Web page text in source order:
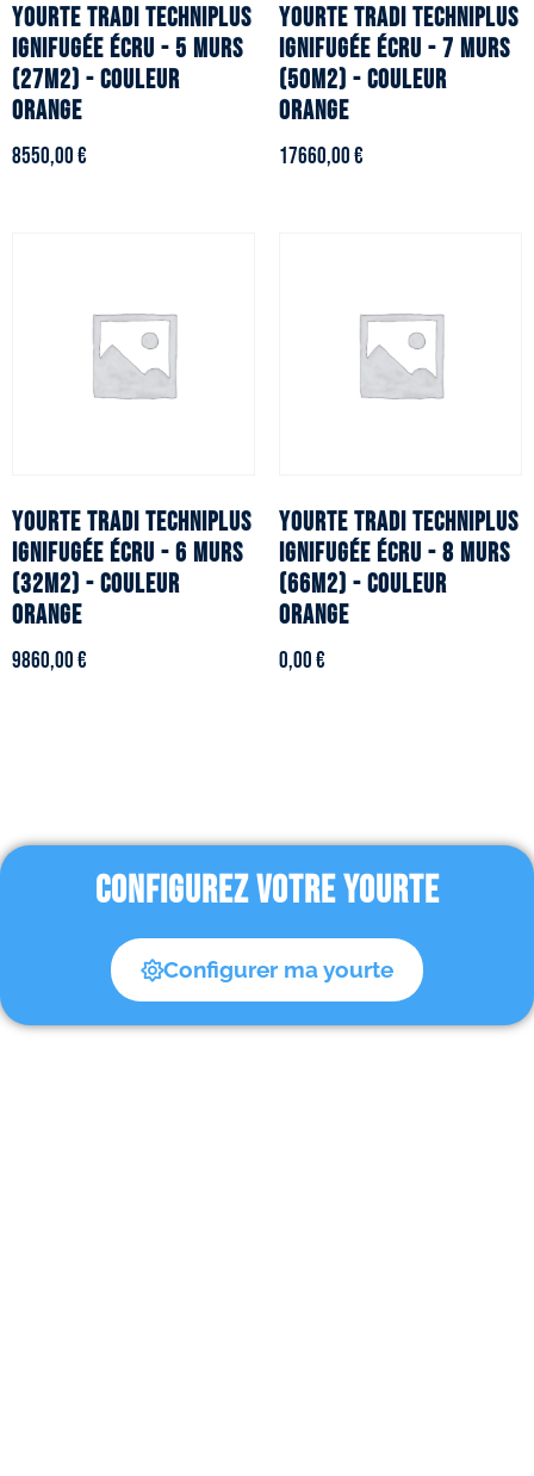
YOURTE TRADI TECHNIPLUS
ignifugée écru - 5 murs
(27m2) - Couleur
orange
8550,00€
YOURTE TRADI TECHNIPLUS
ignifugée écru - 7 murs
(50m2) - Couleur
orange
17660,00€
YOURTE TRADI TECHNIPLUS
ignifugée écru - 6 murs
(32m2) - Couleur
orange
9860,00€
YOURTE TRADI TECHNIPLUS
ignifugée écru - 8 murs
(66m2) - Couleur
orange
0,00€
CONFIGUREZ VOTRE YOURTE
Configurer ma yourte